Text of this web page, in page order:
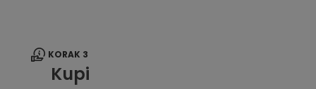
KORAK 3
Kupi